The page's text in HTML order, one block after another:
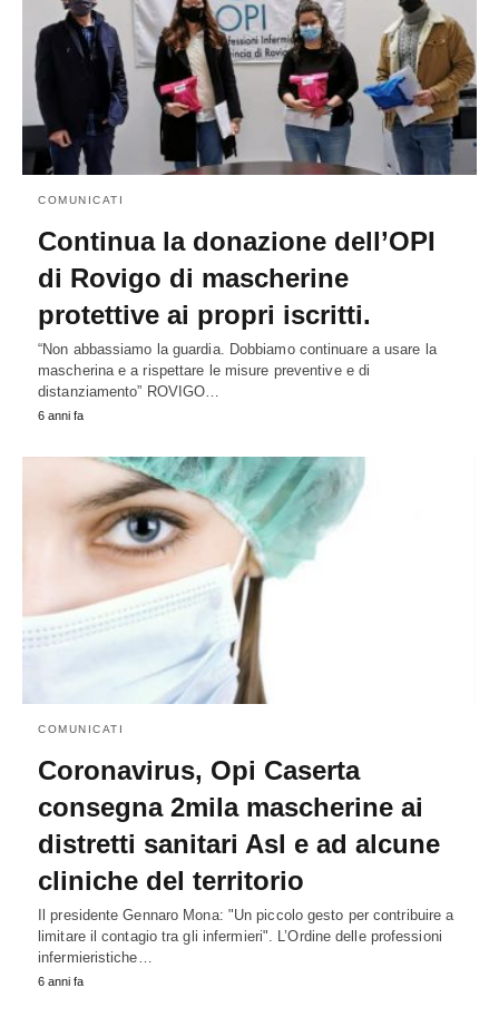
COMUNICATI
Continua la donazione dell’OPI
di Rovigo di mascherine
protettive ai propri iscritti.
“Non abbassiamo la guardia. Dobbiamo continuare a usare la
mascherina e a rispettare le misure preventive e di
distanziamento” ROVIGO…
6 anni fa
COMUNICATI
Coronavirus, Opi Caserta
consegna 2mila mascherine ai
distretti sanitari Asl e ad alcune
cliniche del territorio
Il presidente Gennaro Mona: "Un piccolo gesto per contribuire a
limitare il contagio tra gli infermieri". L’Ordine delle professioni
infermieristiche…
6 anni fa